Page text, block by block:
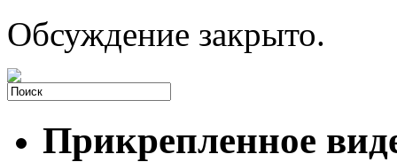
Обсуждение закрыто.
Прикрепленное